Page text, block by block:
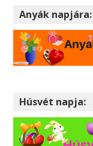
Anyák napjára:
Húsvét napja: